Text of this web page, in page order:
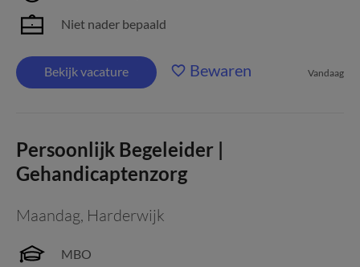
Niet nader bepaald
Bekijk vacature Bewaren Vandaag
Persoonlijk Begeleider |
Gehandicaptenzorg
Maandag, Harderwijk
MBO